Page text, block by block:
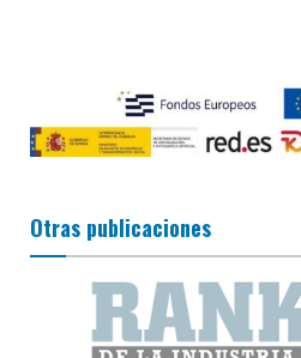
Otras publicaciones